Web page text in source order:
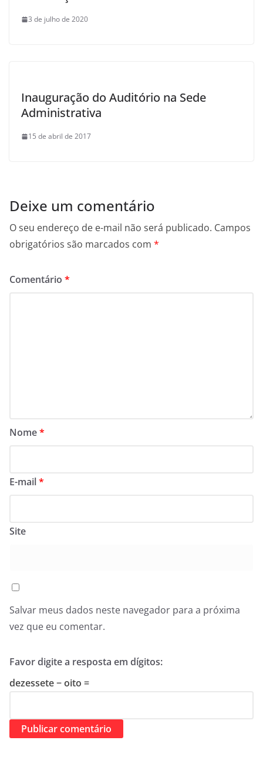
3 de julho de 2020
Inauguração do Auditório na Sede
Administrativa
15 de abril de 2017
Deixe um comentário
O seu endereço de e-mail não será publicado. Campos
obrigatórios são marcados com *
Comentário *
Nome*
E-mail*
Site
Salvar meus dados neste navegador para a próxima
vez que eu comentar.
Favor digite a resposta em dígitos:
dezessete − oito =